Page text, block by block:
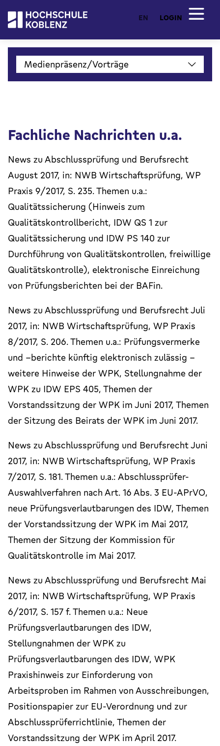
EN LOGIN
Medienpräsenz/Vorträge
Fachliche Nachrichten u.a.
News zu Abschlussprüfung und Berufsrecht
August 2017, in: NWB Wirtschaftsprüfung, WP
Praxis 9/2017, S. 235. Themen u.a.:
Qualitätssicherung (Hinweis zum
Qualitätskontrollbericht, IDW QS 1 zur
Qualitätssicherung und IDW PS 140 zur
Durchführung von Qualitätskontrollen, freiwillige
Qualitätskontrolle), elektronische Einreichung
von Prüfungsberichten bei der BAFin.
News zu Abschlussprüfung und Berufsrecht Juli
2017, in: NWB Wirtschaftsprüfung, WP Praxis
8/2017, S. 206. Themen u.a.: Prüfungsvermerke
und –berichte künftig elektronisch zulässig –
weitere Hinweise der WPK, Stellungnahme der
WPK zu IDW EPS 405, Themen der
Vorstandssitzung der WPK im Juni 2017, Themen
der Sitzung des Beirats der WPK im Juni 2017.
News zu Abschlussprüfung und Berufsrecht Juni
2017, in: NWB Wirtschaftsprüfung, WP Praxis
7/2017, S. 181. Themen u.a.: Abschlussprüfer-
Auswahlverfahren nach Art. 16 Abs. 3 EU-APrVO,
neue Prüfungsverlautbarungen des IDW, Themen
der Vorstandssitzung der WPK im Mai 2017,
Themen der Sitzung der Kommission für
Qualitätskontrolle im Mai 2017.
News zu Abschlussprüfung und Berufsrecht Mai
2017, in: NWB Wirtschaftsprüfung, WP Praxis
6/2017, S. 157 f. Themen u.a.: Neue
Prüfungsverlautbarungen des IDW,
Stellungnahmen der WPK zu
Prüfungsverlautbarungen des IDW, WPK
Praxishinweis zur Einforderung von
Arbeitsproben im Rahmen von Ausschreibungen,
Positionspapier zur EU-Verordnung und zur
Abschlussprüferrichtlinie, Themen der
Vorstandssitzung der WPK im April 2017.